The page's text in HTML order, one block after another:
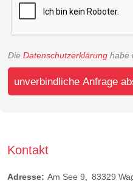
Die Datenschutzerklärung habe
unverbindliche Anfrage
Kontakt
Adresse: Am See 9 83329